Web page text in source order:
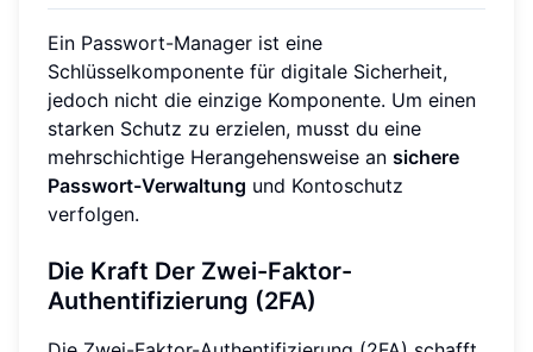
Ein Passwort-Manager ist eine
Schlüsselkomponente für digitale Sicherheit,
jedoch nicht die einzige Komponente. Um einen
starken Schutz zu erzielen, musst du eine
mehrschichtige Herangehensweise an sichere
Passwort-Verwaltung und Kontoschutz
verfolgen.
Die Kraft Der Zwei-Faktor-
Authentifizierung (2FA)